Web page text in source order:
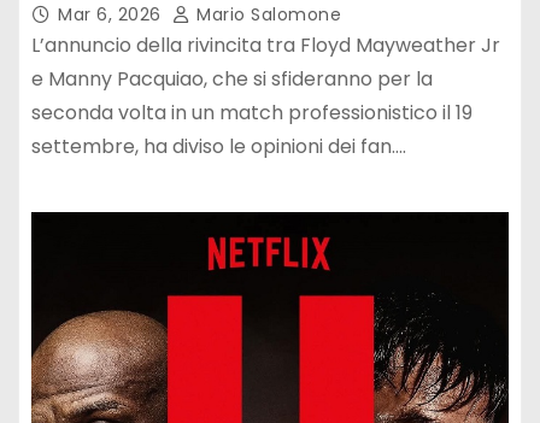
Mar 6, 2026 Mario Salomone
L’annuncio della rivincita tra Floyd Mayweather Jr
e Manny Pacquiao, che si sfideranno per la
seconda volta in un match professionistico il 19
settembre, ha diviso le opinioni dei fan.…